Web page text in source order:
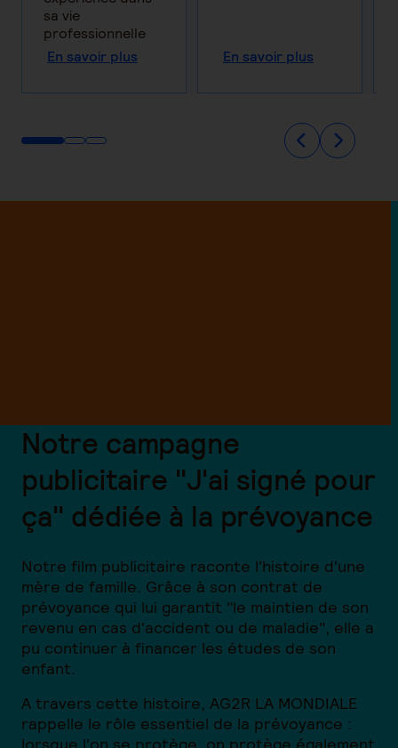
sa vie
professionnelle
En savoir plus
En savoir plus
Notre campagne
publicitaire "J'ai signé pour
ça" dédiée à la prévoyance
Notre film publicitaire raconte l'histoire d'une
mère de famille. Grâce à son contrat de
prévoyance qui lui garantit "le maintien de son
revenu en cas d'accident ou de maladie", elle a
pu continuer à financer les études de son
enfant.
A travers cette histoire, AG2R LA MONDIALE
rappelle le rôle essentiel de la prévoyance :